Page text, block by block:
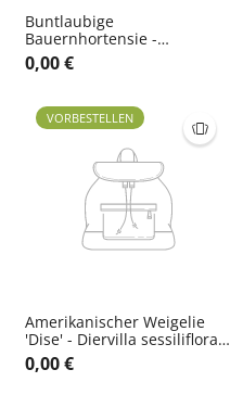
Buntlaubige
Bauernhortensie -
Hydrangea macrophylla
'Tricolor'
0,00 €
VORBESTELLEN
Amerikanischer Weigelie
'Dise' - Diervilla sessiliflora
'Dise'
0,00 €